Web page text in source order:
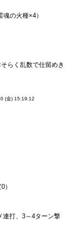
の火種×4）
らく乱数で仕留めき
(金) 15:19:12
）
連打、3～4ターン撃